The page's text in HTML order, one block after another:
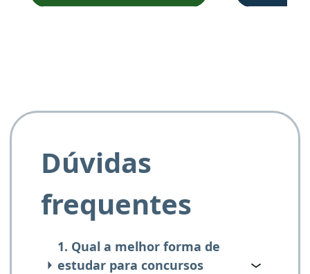
Dúvidas
frequentes
1. Qual a melhor forma de
estudar para concursos